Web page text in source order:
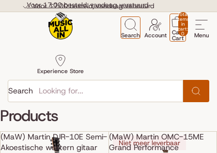
Voor 17:00 besteld, vandaag verstuurd
Voor 17:00 besteld, vandaag verstuurd
Menu
Search
Experience Store
Account
Total
items
in
cart:
0
Cart
Cart
Search
Products
(MaW) Martin DJR-10E Semi-
Akoestische western gitaar
(MaW) Martin OMC-15ME
Grand Performance
Niet meer leverbaar